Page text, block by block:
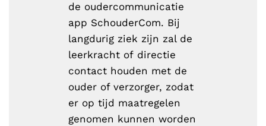
de oudercommunicatie
app SchouderCom. Bij
langdurig ziek zijn zal de
leerkracht of directie
contact houden met de
ouder of verzorger, zodat
er op tijd maatregelen
genomen kunnen worden